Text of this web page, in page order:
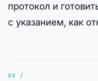
протокол и
с указанием, как